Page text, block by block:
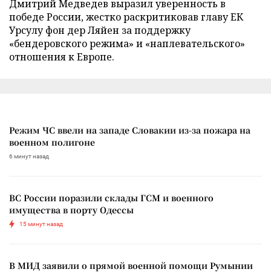
Дмитрий Медведев выразил уверенность в
победе России, жестко раскритиковав главу ЕК
Урсулу фон дер Ляйен за поддержку
«бендеровского режима» и «наплевательского»
отношения к Европе.
Режим ЧС ввели на западе Словакии из-за пожара на
военном полигоне
6 минут назад
ВС России поразили склады ГСМ и военного
имущества в порту Одессы
15 минут назад
В МИД заявили о прямой военной помощи Румынии